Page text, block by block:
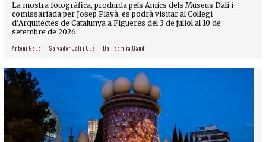
La mostra fotogràfica, produïda pels Amics dels Museus Dalí i
comissariada per Josep Playà, es podrà visitar al Col·legi
d’Arquitectes de Catalunya a Figueres del 3 de juliol al 10 de
setembre de 2026
Antoni Gaudí Salvador Dalí i Cusí Dalí admira Gaudí